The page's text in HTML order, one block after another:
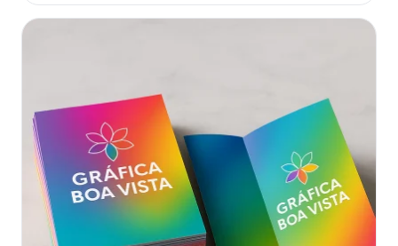
Este
produto
variantes.
As
opções
podem
ser
escolhidas